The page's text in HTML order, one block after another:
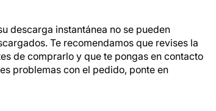
descarga instantánea no se pueden
Te recomendamos que revises la
de comprarlo y que te pongas en contacto
problemas con el pedido, ponte en